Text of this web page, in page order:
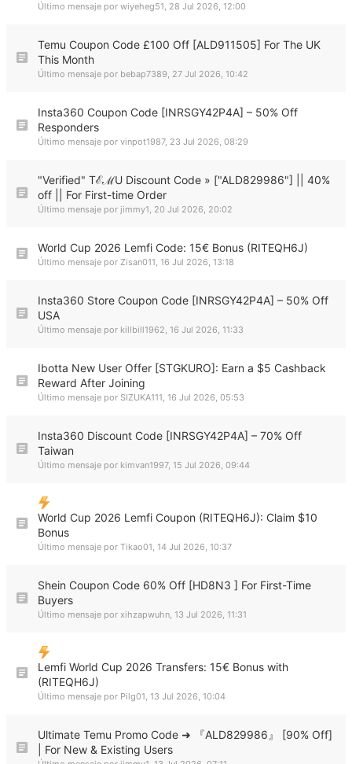
Último mensaje por wiyeheg51, 28 Jul 2026, 12:00
Temu Coupon Code £100 Off [ALD911505] For The UK
This Month
Último mensaje por bebap7389, 27 Jul 2026, 10:42
Insta360 Coupon Code [INRSGY42P4A] – 50% Off
Responders
Último mensaje por vinpot1987, 23 Jul 2026, 08:29
"Verified" TℰℳU Discount Code » ["ALD829986"] || 40%
off || For First-time Order
Último mensaje por jimmy1, 20 Jul 2026, 20:02
World Cup 2026 Lemfi Code: 15€ Bonus (RITEQH6J)
Último mensaje por Zisan011, 16 Jul 2026, 13:18
Insta360 Store Coupon Code [INRSGY42P4A] – 50% Off
USA
Último mensaje por killbill1962, 16 Jul 2026, 11:33
Ibotta New User Offer [STGKURO]: Earn a $5 Cashback
Reward After Joining
Último mensaje por SIZUKA111, 16 Jul 2026, 05:53
Insta360 Discount Code [INRSGY42P4A] – 70% Off
Taiwan
Último mensaje por kimvan1997, 15 Jul 2026, 09:44
World Cup 2026 Lemfi Coupon (RITEQH6J): Claim $10
Bonus
Último mensaje por Tikao01, 14 Jul 2026, 10:37
Shein Coupon Code 60% Off [HD8N3 ] For First-Time
Buyers
Último mensaje por xihzapwuhn, 13 Jul 2026, 11:31
Lemfi World Cup 2026 Transfers: 15€ Bonus with
(RITEQH6J)
Último mensaje por Pilg01, 13 Jul 2026, 10:04
Ultimate Temu Promo Code ➜ 『ALD829986』 [90% Off]
| For New & Existing Users